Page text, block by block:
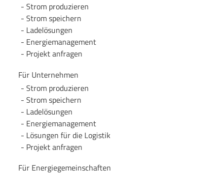
Strom produzieren
Strom speichern
Lade­lösungen
Energie­management
Projekt anfragen
Für Unternehmen
Strom produzieren
Strom speichern
Lade­lösungen
Energie­management
Lösungen für die Logistik
Projekt anfragen
Für Energie­gemeinschaften